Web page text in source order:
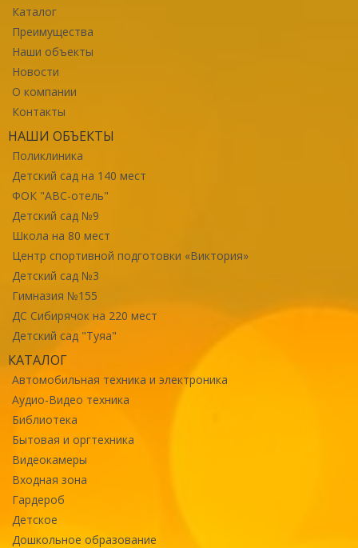
Каталог
Преимущества
Наши объекты
Новости
О компании
Контакты
НАШИ ОБЪЕКТЫ
Поликлиника
Детский сад на 140 мест
ФОК "ABC-отель"
Детский сад №9
Школа на 80 мест
Центр спортивной подготовки «Виктория»
Детский сад №3
Гимназия №155
ДС Сибирячок на 220 мест
Детский сад "Туяа"
КАТАЛОГ
Автомобильная техника и электроника
Аудио-Видео техника
Библиотека
Бытовая и оргтехника
Видеокамеры
Входная зона
Гардероб
Детское
Дошкольное образование